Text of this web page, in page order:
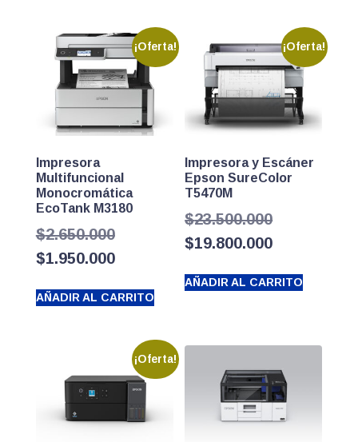
¡Oferta!
Impresora
Multifuncional
Monocromática
EcoTank M3180
$2.650.000El
precio
era:
$1.950.000El
actual
$1.950.000.
AÑADIR AL CARRITO
¡Oferta!
Impresora y Escáner
Epson SureColor
T5470M
$23.500.000El
precio
era:
$19.800.000El
actual
AÑADIR AL CARRITO
¡Oferta!